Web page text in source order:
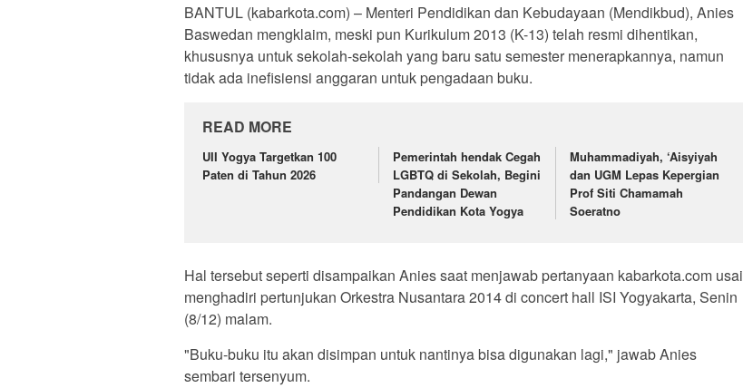
BANTUL (kabarkota.com) – Menteri Pendidikan dan Kebudayaan (Mendikbud), Anies
Baswedan mengklaim, meski pun Kurikulum 2013 (K-13) telah resmi dihentikan,
khususnya untuk sekolah-sekolah yang baru satu semester menerapkannya, namun
tidak ada inefisiensi anggaran untuk pengadaan buku.
READ MORE
UII Yogya Targetkan 100
Paten di Tahun 2026
Pemerintah hendak Cegah
LGBTQ di Sekolah, Begini
Pandangan Dewan
Pendidikan Kota Yogya
Muhammadiyah, ‘Aisyiyah
dan UGM Lepas Kepergian
Prof Siti Chamamah
Soeratno
Hal tersebut seperti disampaikan Anies saat menjawab pertanyaan kabarkota.com usai
menghadiri pertunjukan Orkestra Nusantara 2014 di concert hall ISI Yogyakarta, Senin
(8/12) malam.
"Buku-buku itu akan disimpan untuk nantinya bisa digunakan lagi," jawab Anies
sembari tersenyum.